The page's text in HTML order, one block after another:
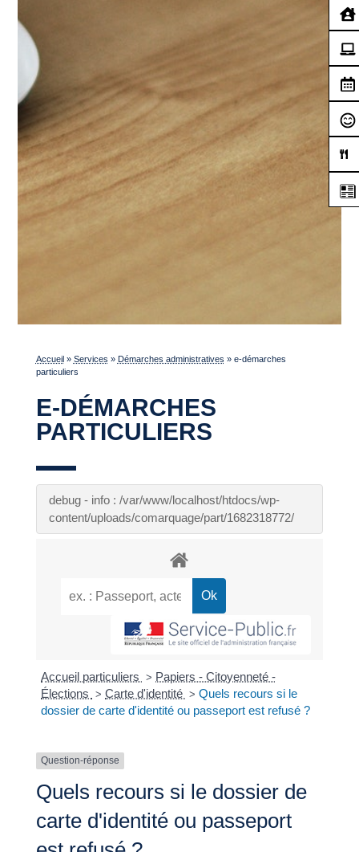
Accueil » Services » Démarches administratives » e-démarches
particuliers
E-DÉMARCHES
PARTICULIERS
debug - info : /var/www/localhost/htdocs/wp-
content/uploads/comarquage/part/1682318772/
Accueil particuliers > Papiers - Citoyenneté -
Élections > Carte d'identité > Quels recours si le
dossier de carte d'identité ou passeport est refusé ?
Question-réponse
Quels recours si le dossier de
carte d'identité ou passeport